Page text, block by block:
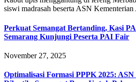
siswi madrasah beserta ASN
Perkuat Semangat Bertanding, Kasi
Semarang Kunjungi Peserta PAI Fair
November 27, 2025
Optimalisasi Formasi PPPK 2025: ASN